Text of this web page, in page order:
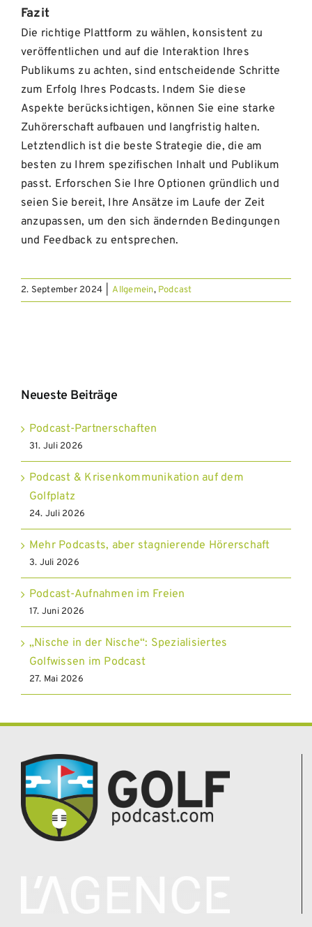
Fazit
Die richtige Plattform zu wählen, konsistent zu
veröffentlichen und auf die Interaktion Ihres
Publikums zu achten, sind entscheidende Schritte
zum Erfolg Ihres Podcasts. Indem Sie diese
Aspekte berücksichtigen, können Sie eine starke
Zuhörerschaft aufbauen und langfristig halten.
Letztendlich ist die beste Strategie die, die am
besten zu Ihrem spezifischen Inhalt und Publikum
passt. Erforschen Sie Ihre Optionen gründlich und
seien Sie bereit, Ihre Ansätze im Laufe der Zeit
anzupassen, um den sich ändernden Bedingungen
und Feedback zu entsprechen.
2. September 2024 Allgemein, Podcast
Neueste Beiträge
Podcast-Partnerschaften
31. Juli 2026
Podcast & Krisenkommunikation auf dem
Golfplatz
24. Juli 2026
Mehr Podcasts, aber stagnierende Hörerschaft
3. Juli 2026
Podcast-Aufnahmen im Freien
17. Juni 2026
„Nische in der Nische“: Spezialisiertes
Golfwissen im Podcast
27. Mai 2026